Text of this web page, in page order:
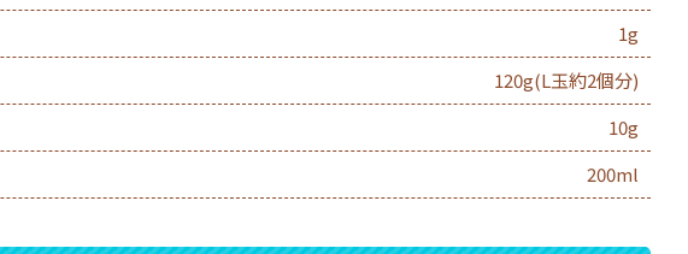
1g
120g(L玉約2個分)
10g
200ml